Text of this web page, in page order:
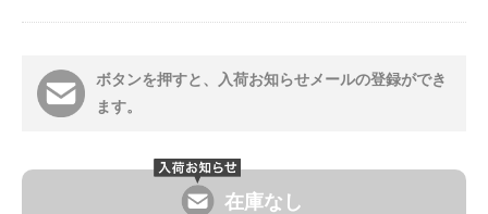
ボタンを押すと、入荷お知らせメールの登録ができ
ます。
在庫なし